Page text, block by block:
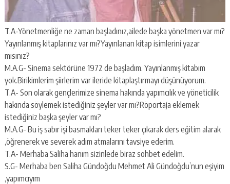
T.A-Yönetmenliğe ne zaman başladınız,ailede başka yönetmen var mı?
Yayınlanmış kitaplarınız var mı?Yayınlanan kitap isimlerini yazar
mısınız?
M.A.G- Sinema sektörüne 1972 de başladım. Yayınlanmış kitabım
yok.Birikimlerim şiirlerim var ileride kitaplaştırmayı düşünüyorum.
T.A- Son olarak gençlerimize sinema hakında yapımcılık ve yöneticilik
hakında söylemek istediğiniz şeyler var mı?Röportaja eklemek
istediğiniz başka şeyler var mı?
M.A.G- Bu iş sabır işi basmakları teker teker çıkarak ders eğitim alarak
,öğrenerek ve severek adım atmalarını tavsiye ederim.
T.A- Merhaba Saliha hanım sizinlede biraz sohbet edelim.
S.G- Merhaba ben Saliha Gündoğdu Mehmet Ali Gündoğdu’nun eşiyim
,yapımcıyım